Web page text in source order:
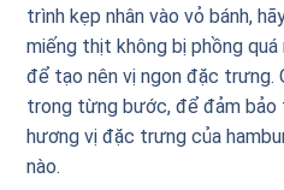
trình kẹp nhân vào vỏ bánh,
miếng thịt không bị phồng
để tạo nên vị ngon đặc trưng.
trong từng bước, để đảm
hương vị đặc trưng của
nào.